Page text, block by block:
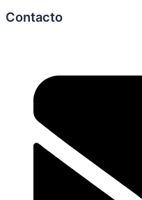
Contacto